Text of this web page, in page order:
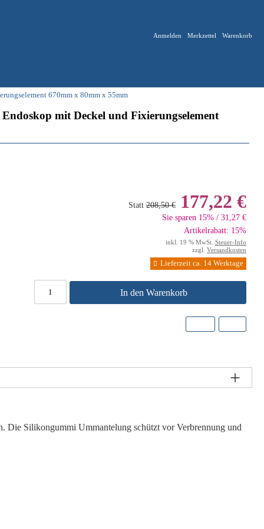
Anmelden Merkzettel Warenkorb
670mm x 80mm x 55mm
mit Deckel und Fixierungselement
Statt 208,50 € 177,22 €
Sie sparen 15% / 31,27 €
Artikelrabatt: 15%
inkl. 19 % MwSt. Steuer-Info
zzgl. Versandkosten
Lieferzeit ca. 14 Werktage
In den Warenkorb
Die Silikongummi Ummantelung schützt vor Verbrennung und